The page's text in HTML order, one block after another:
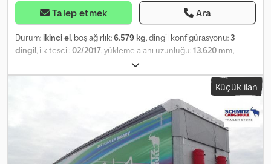
Talep etmek Ara
Durum: ikinci el, boş ağırlık:6.579 kg, dingil konfigürasyonu: 3
dingil, ilk tescil:02/2017, yükleme alanı uzunluğu:13.620 mm,
2.480 mm, yükleme alanı yüksekliği:
mm, yükleme alanı hacmi:97 m³, süspansiyon:hava, lastik boyutu:
, Üretim yılı:
, Boş ağırlık: 6579 kg, DIN EN 12642 (XL kodu)
sertifikası, Yükleme alanı (U G Y): 13.620 mm x 2.480 mm x 2.900 mm,
Lastik boyutu: 385/55 R22.5, Yükleme alanı hacmi: 97 m³, 1. aks: , 2.
aks: , 3. aks: , Hava süspansiyonu, Arka tampon, Elektronik Fren
Sistemi (EBS), 1x15 ve 2x7 pinli priz, Su sıçramasını önleyici, Web
Küçük ilan